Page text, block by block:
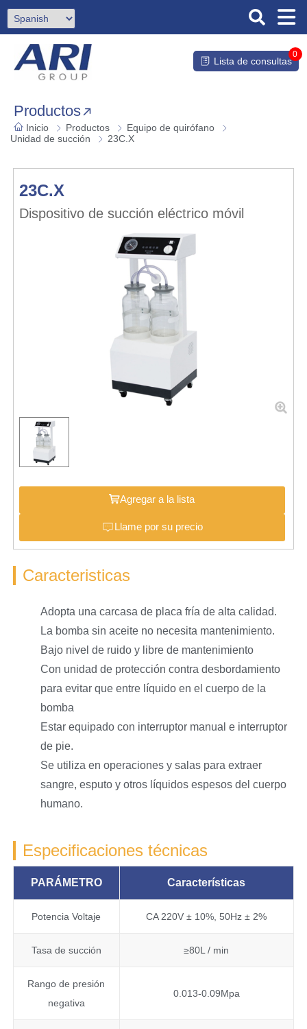
Lista de consultas
0
Productos
Inicio Productos
Equipo de quirófano
Unidad de succión
23C.X
23C.X
Dispositivo de succión eléctrico móvil
Agregar a la lista
Llame por su precio
Caracteristicas
Adopta una carcasa de placa fría de alta calidad.
La bomba sin aceite no necesita mantenimiento.
Bajo nivel de ruido y libre de mantenimiento
Con unidad de protección contra desbordamiento
para evitar que entre líquido en el cuerpo de la
bomba
Estar equipado con interruptor manual e interruptor
de pie.
Se utiliza en operaciones y salas para extraer
sangre, esputo y otros líquidos espesos del cuerpo
humano.
Especificaciones técnicas
PARÁMETRO Características
Potencia Voltaje CA 220V ± 10%, 50Hz ± 2%
Tasa de succión ≥80L / min
Rango de presión
negativa
0.013-0.09Mpa